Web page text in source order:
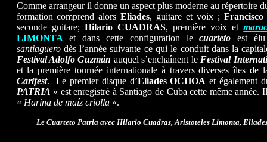
Comme arrangeur il donne un aspect plus moderne au répertoire
formation comprend alorsEliades, guitare et voix ;
seconde guitare; Hilario CUADRAS, première voix et
LIMONTA et dans cette configuration lecuarteto est élu
santiaguerodès l’année suivante ce qui le conduit dans la
Festival Adolfo Guzmán auquel s’enchaînent le Festival
et la première tournée internationale à travers diverses îles de
Carifest. Le premier disque d’Eliades OCHOA et également
PATRIA » est enregistré à Santiago de Cuba cette même année.
« Harina de maíz criolla».
Le Cuarteto Patria avec Hilario Cuadras, Aristoteles Limonta,